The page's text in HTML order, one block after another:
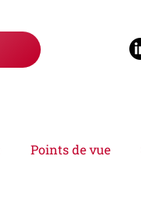
Points de vue